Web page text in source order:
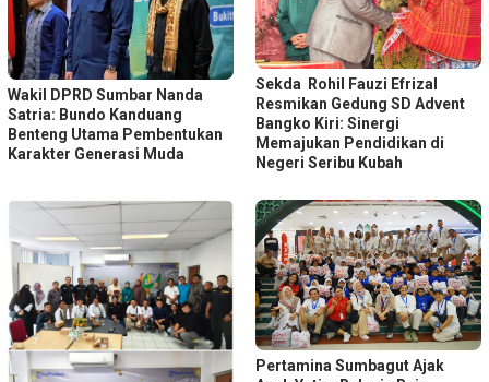
Wakil DPRD Sumbar Nanda
Satria: Bundo Kanduang
Benteng Utama Pembentukan
Karakter Generasi Muda
Sekda Rohil Fauzi Efrizal
Resmikan Gedung SD Advent
Bangko Kiri: Sinergi
Memajukan Pendidikan di
Negeri Seribu Kubah
Pertamina Sumbagut Ajak